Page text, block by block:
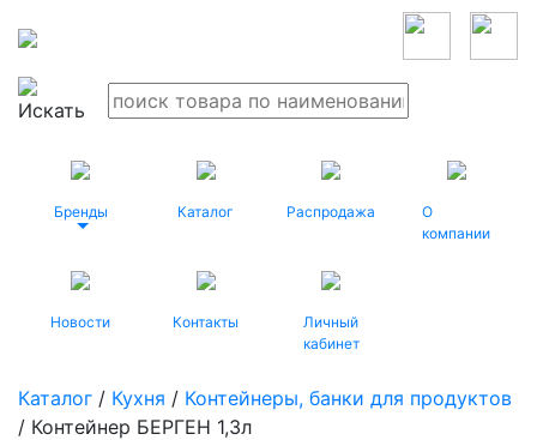
Бренды Каталог Распродажа
О
компании
Новости Контакты
Личный
кабинет
Каталог / Кухня / Контейнеры, банки для продуктов
/ Контейнер БЕРГЕН 1,3л